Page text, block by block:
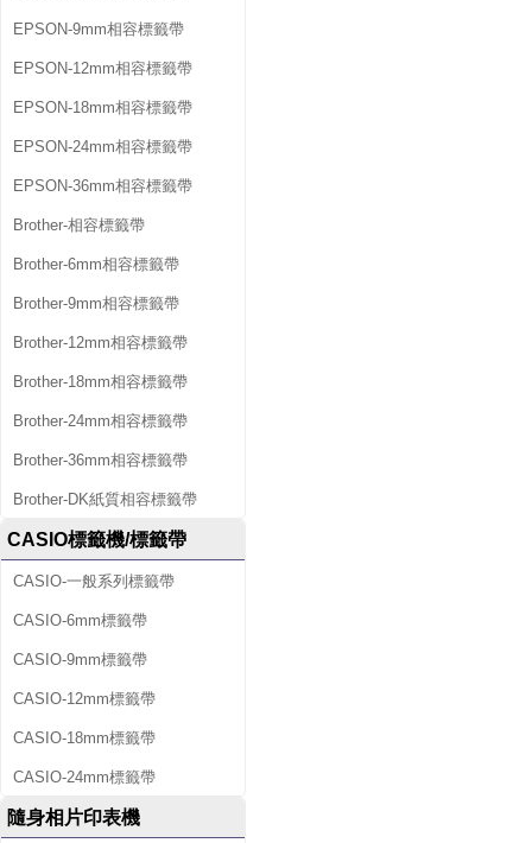
EPSON-9mm相容標籤帶
EPSON-12mm相容標籤帶
EPSON-18mm相容標籤帶
EPSON-24mm相容標籤帶
EPSON-36mm相容標籤帶
Brother-相容標籤帶
Brother-6mm相容標籤帶
Brother-9mm相容標籤帶
Brother-12mm相容標籤帶
Brother-18mm相容標籤帶
Brother-24mm相容標籤帶
Brother-36mm相容標籤帶
Brother-DK紙質相容標籤帶
CASIO標籤機/標籤帶
CASIO-一般系列標籤帶
CASIO-6mm標籤帶
CASIO-9mm標籤帶
CASIO-12mm標籤帶
CASIO-18mm標籤帶
CASIO-24mm標籤帶
隨身相片印表機